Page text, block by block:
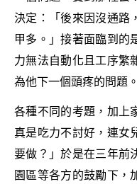
決定：「後來因沒通路
甲多。」接著面臨到的
力無法自動化且工序繁
為他下一個頭疼的問題。
各種不同的考題，加上
真是吃力不討好，連女
要做？」於是在三年前
園區等各方的鼓勵下，